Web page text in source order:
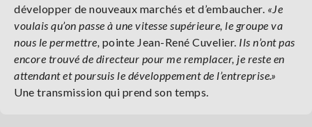
développer de nouveaux marchés et d’embaucher. «Je
voulais qu’on passe à une vitesse supérieure, le groupe va
nous le permettre, pointe Jean-René Cuvelier. Ils n’ont pas
encore trouvé de directeur pour me remplacer, je reste en
attendant et poursuis le développement de l’entreprise.»
Une transmission qui prend son temps.